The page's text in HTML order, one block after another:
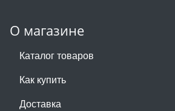
О магазине
Каталог товаров
Как купить
Доставка